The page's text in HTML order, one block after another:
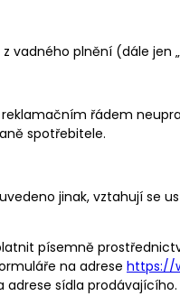
vadného plnění (dále jen „
řádem
spotřebitele.
jinak, vztahují se
písemně
na adrese https://
adrese sídla prodávajícího.